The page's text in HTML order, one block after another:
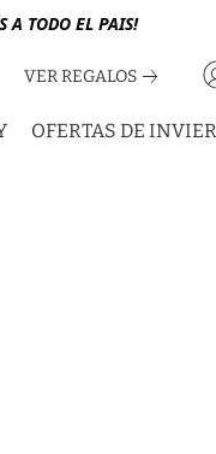
A TODO EL PAIS!
VER REGALOS
OFERTAS DE